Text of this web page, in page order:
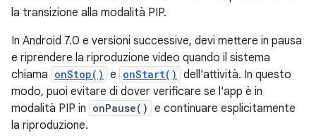
la transizione alla modalità PIP.
In Android 7.0 e versioni successive, devi mettere in pausa
e riprendere la riproduzione video quando il sistema
chiama onStop() e onStart() dell'attività. In questo
modo, puoi evitare di dover verificare se l'app è in
modalità PIP in onPause() e continuare esplicitamente
la riproduzione.